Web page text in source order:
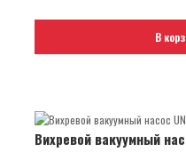
В
Вихревой вакуумный